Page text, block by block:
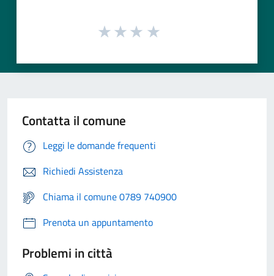
Contatta il comune
Leggi le domande frequenti
Richiedi Assistenza
Chiama il comune 0789 740900
Prenota un appuntamento
Problemi in città